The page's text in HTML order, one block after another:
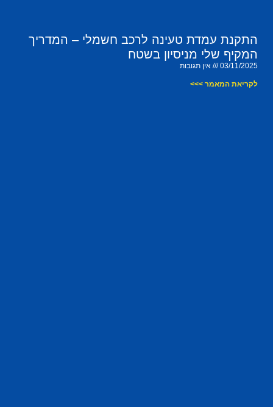
התקנת עמדת טעינה לרכב חשמלי – המדריך
המקיף שלי מניסיון בשטח
03/11/2025 אין תגובות
לקריאת המאמר >>>